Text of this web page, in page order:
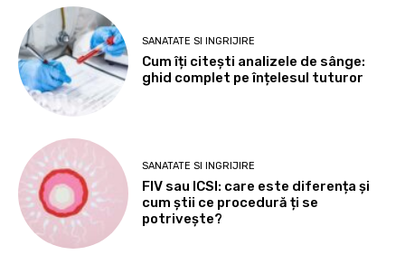
SANATATE SI INGRIJIRE
Cum îți citești analizele de sânge:
ghid complet pe înțelesul tuturor
SANATATE SI INGRIJIRE
FIV sau ICSI: care este diferența și
cum știi ce procedură ți se
potrivește?